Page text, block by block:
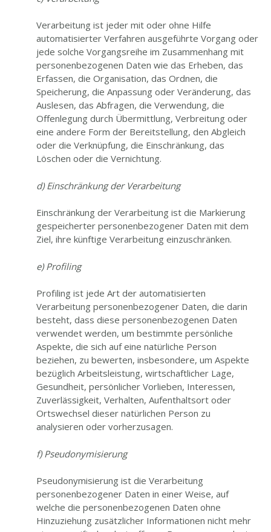
Verarbeitung ist jeder mit oder ohne Hilfe
automatisierter Verfahren ausgeführte Vorgang oder
jede solche Vorgangsreihe im Zusammenhang mit
personenbezogenen Daten wie das Erheben, das
Erfassen, die Organisation, das Ordnen, die
Speicherung, die Anpassung oder Veränderung, das
Auslesen, das Abfragen, die Verwendung, die
Offenlegung durch Übermittlung, Verbreitung oder
eine andere Form der Bereitstellung, den Abgleich
oder die Verknüpfung, die Einschränkung, das
Löschen oder die Vernichtung.
d) Einschränkung der Verarbeitung
Einschränkung der Verarbeitung ist die Markierung
gespeicherter personenbezogener Daten mit dem
Ziel, ihre künftige Verarbeitung einzuschränken.
e) Profiling
Profiling ist jede Art der automatisierten
Verarbeitung personenbezogener Daten, die darin
besteht, dass diese personenbezogenen Daten
verwendet werden, um bestimmte persönliche
Aspekte, die sich auf eine natürliche Person
beziehen, zu bewerten, insbesondere, um Aspekte
bezüglich Arbeitsleistung, wirtschaftlicher Lage,
Gesundheit, persönlicher Vorlieben, Interessen,
Zuverlässigkeit, Verhalten, Aufenthaltsort oder
Ortswechsel dieser natürlichen Person zu
analysieren oder vorherzusagen.
f) Pseudonymisierung
Pseudonymisierung ist die Verarbeitung
personenbezogener Daten in einer Weise, auf
welche die personenbezogenen Daten ohne
Hinzuziehung zusätzlicher Informationen nicht mehr